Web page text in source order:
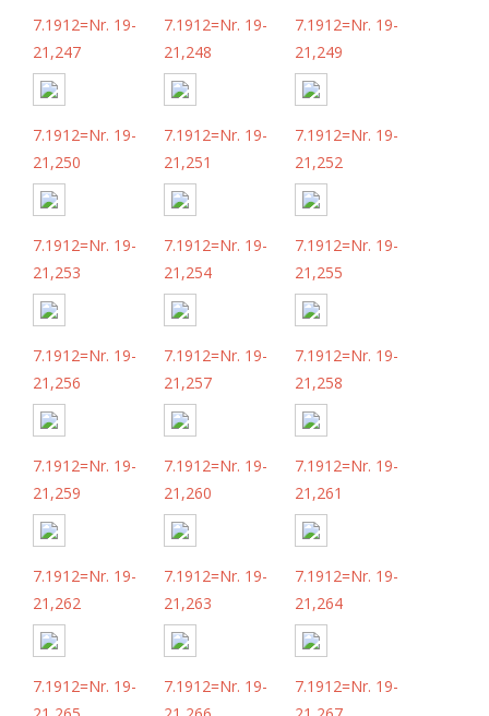
7.1912=Nr. 19-
21,247
7.1912=Nr. 19-
21,248
7.1912=Nr. 19-
21,249
7.1912=Nr. 19-
21,250
7.1912=Nr. 19-
21,251
7.1912=Nr. 19-
21,252
7.1912=Nr. 19-
21,253
7.1912=Nr. 19-
21,254
7.1912=Nr. 19-
21,255
7.1912=Nr. 19-
21,256
7.1912=Nr. 19-
21,257
7.1912=Nr. 19-
21,258
7.1912=Nr. 19-
21,259
7.1912=Nr. 19-
21,260
7.1912=Nr. 19-
21,261
7.1912=Nr. 19-
21,262
7.1912=Nr. 19-
21,263
7.1912=Nr. 19-
21,264
7.1912=Nr. 19-
7.1912=Nr. 19-
7.1912=Nr. 19-